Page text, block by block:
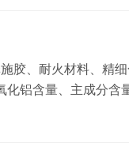
胶、耐火材料、精
铝含量、主成分含